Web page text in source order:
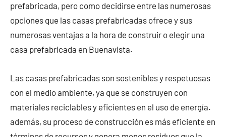
prefabricada, pero como decidirse entre las numerosas
opciones que las casas prefabricadas ofrece y sus
numerosas ventajas a la hora de construir o elegir una
casa prefabricada en Buenavista.
Las casas prefabricadas son sostenibles y respetuosas
con el medio ambiente, ya que se construyen con
materiales reciclables y eficientes en el uso de energía.
además, su proceso de construcción es más eficiente en